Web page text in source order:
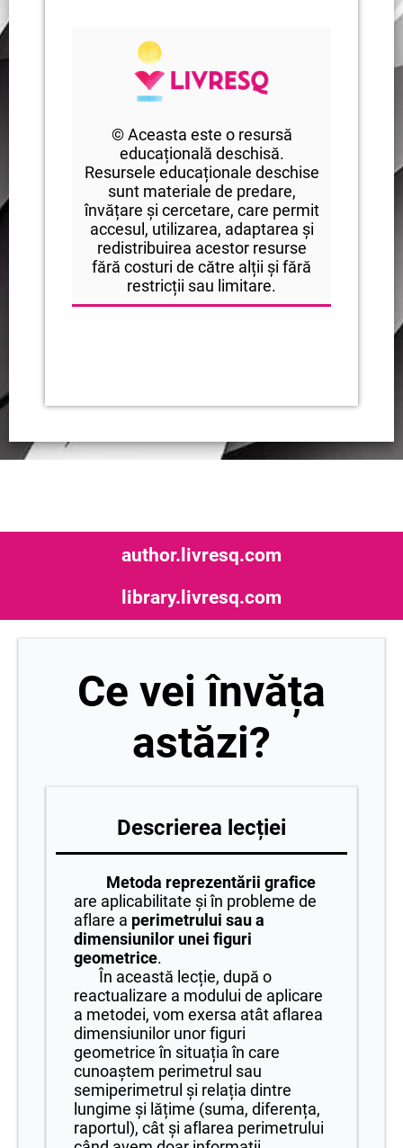
© Aceasta este o resursă
educațională deschisă.
Resursele educaționale deschise
sunt materiale de predare,
învățare și cercetare, care permit
accesul, utilizarea, adaptarea și
redistribuirea acestor resurse
fără costuri de către alții și fără
restricții sau limitare.
author.livresq.com
library.livresq.com
Ce vei învăța
astăzi?
Descrierea lecției
Metoda reprezentării grafice
are aplicabilitate și în probleme de
aflare a perimetrului sau a
dimensiunilor unei figuri
geometrice.
În această lecție, după o
reactualizare a modului de aplicare
a metodei, vom exersa atât aflarea
dimensiunilor unor figuri
geometrice în situația în care
cunoaștem perimetrul sau
semiperimetrul și relația dintre
lungime și lățime (suma, diferența,
raportul), cât și aflarea perimetrului